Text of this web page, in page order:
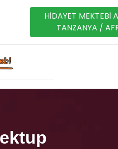
HİDAYET MEKTEBİ
TANZANYA /